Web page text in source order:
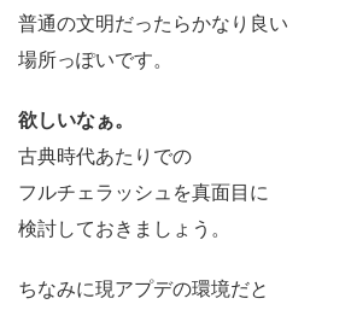
普通の文明だったらかなり良い
場所っぽいです。
欲しいなぁ。
古典時代あたりでの
フルチェラッシュを真面目に
検討しておきましょう。
ちなみに現アプデの環境だと